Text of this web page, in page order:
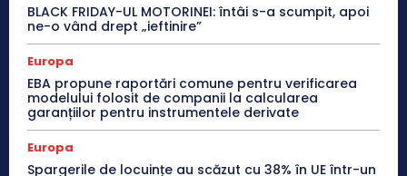
BLACK FRIDAY-UL MOTORINEI: întâi s-a scumpit, apoi
ne-o vând drept „ieftinire”
Europa
EBA propune raportări comune pentru verificarea
modelului folosit de companii la calcularea
garanțiilor pentru instrumentele derivate
Europa
Spargerile de locuințe au scăzut cu 38% în UE într-un